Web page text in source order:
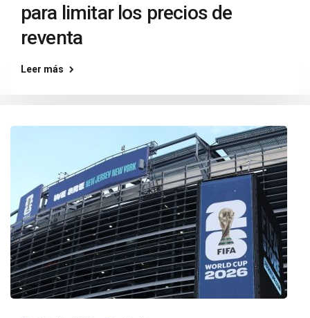
para limitar los precios de
reventa
Leer más